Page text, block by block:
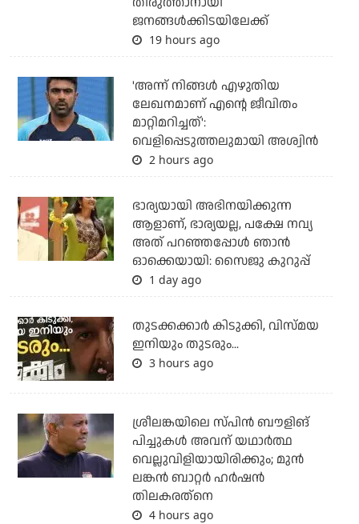
ജനങ്ങള്‍ക്കിടയിലേക്ക്
19 hours ago
'അന്ന് നിങ്ങള്‍ എഴുതിയ
ലേഖനമാണ് എന്റെ ജീവിതം
മാറ്റിമറിച്ചത്':
വെളിപ്പെടുത്തലുമായി അശ്വിന്‍
2 hours ago
ഭാര്യയായി അഭിനയിക്കുന്ന
ആളാണ്, ഭാര്യയല്ല, പക്ഷേ നവ്യ
അത് പറഞ്ഞപ്പോള്‍ ഞാന്‍
ഓക്കെയായി: സൈജു കുറുപ്പ്
1 day ago
തുടക്കക്കാര്‍ കിടുക്കി, വിസ്മയ
ഇനിയും തുടരും...
3 hours ago
ശ്രീലങ്കയിലെ സ്പിന്‍ ബൗളിങ്
പിച്ചുകള്‍ അവന് യഥാര്‍ത്ഥ
വെല്ലുവിളിയായിരിക്കും; മുന്‍
ലങ്കന്‍ ബാറ്റര്‍ ഹര്‍ഷന്‍
തിലകരത്‌നെ
4 hours ago